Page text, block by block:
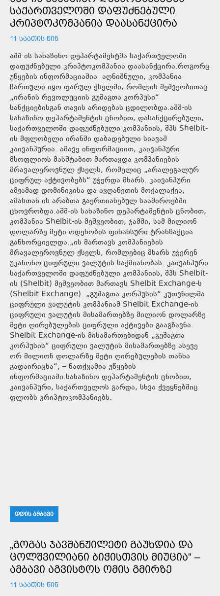
ᲡᲐᲥᲐᲠᲗᲕᲔᲚᲝᲨᲘ ᲓᲐᲤᲣᲫᲜᲔᲑᲣᲚᲘ
ᲙᲠᲘᲞᲢᲝᲙᲝᲛᲞᲐᲜᲘᲐ ᲓᲐᲐᲡᲐᲜᲥᲪᲘᲠᲐ
11 ᲡᲐᲐᲗᲘᲡ ᲬᲘᲜ
აშშ-ის სახაზინო დეპარტამენტმა საქართველოში
დაფუძნებული კრიპტოკომპანია დაასანქცირა.როგორც
უწყების ინფორმაციაშია აღნიშნული, კომპანია
ჩართული იყო ფარულ ქსელში, რომლის მეშვეობითაც
„ირანის რევოლუციის გუშაგთა კორპუსი“
სანქციებისგან თავის არიდებას ცდილობდა.აშშ-ის
სახაზინო დეპარტამენტის ცნობით, დასანქცირებული,
საქართველოში დაფუძნებული კომპანიის, შპს Shelbit-
ის მფლობელი ირანში დაბადებული სიავაშ
კაივანპურია. ამავე ინფორმაციით, კაივანპური
მსოფლიოს მასშტაბით მართავდა კომპანიების
მრავალეროვნულ ქსელს, რომელიც „არალეგალურ
ციფრულ აქტივობებს“ უჭერდა მხარს. კაივანპური
ამჟამად დომინიკისა და ავღანეთის მოქალაქეა,
ამასთან ის არაბთა გაერთიანებულ საამიროებში
ცხოვრობდა.აშშ-ის სახაზინო დეპარტამენტის ცნობით,
კომპანია Shelbit-ის მეშვეობით, ჯამში, სამ მილიონ
დოლარზე მეტი ოდენობის ფინანსური ტრანზაქცია
განხორციელდა.„ის მართავს კომპანიების
მრავალეროვნულ ქსელს, რომლებიც მხარს უჭერენ
უკანონო ციფრული ვალუტის საქმიანობას. კაივანპური
საქართველოში დაფუძნებული კომპანიის, შპს Shelbit-
ის (Shelbit) მეშვეობით მართავს Shelbit Exchange-ს
(Shelbit Exchange). „გუშაგთა კორპუსის“ კუთვნილმა
ციფრული ვალუტის კომპანიამ Shelbit Exchange-ის
ციფრული ვალუტის მისამართებზე მილიონ დოლარზე
მეტი ღირებულების ციფრული აქტივები გააგზავნა.
Shelbit Exchange-ის მისამართებიდან „გუშაგთა
კორპუსის“ ციფრული ვალუტის მისამართებზე ასევე
ორ მილიონ დოლარზე მეტი ღირებულების თანხა
გადაირიცხა“, – ნათქვამია უწყების
ინფორმაციაში.სახაზინო დეპარტამენტის ცნობით,
კაივანპური, საქართველოს გარდა, სხვა ქვეყნებშიც
ფლობს კრიპტოკომპანიებს.
ᲓᲦᲘᲡ ᲐᲛᲑᲐᲕᲘ
„ᲒᲝᲒᲐᲡ ᲯᲐᲕᲨᲐᲜᲟᲘᲚᲔᲢᲘ ᲒᲐᲣᲮᲓᲘᲐ ᲓᲐ
ᲪᲝᲚᲨᲕᲘᲚᲘᲐᲜᲘ ᲑᲘᲭᲘᲡᲗᲕᲘᲡ ᲛᲘᲣᲪᲘᲐ“ –
ᲐᲛᲑᲐᲕᲘ ᲐᲒᲕᲘᲡᲢᲝᲡ ᲝᲛᲘᲡ ᲒᲛᲘᲠᲖᲔ
11 ᲡᲐᲐᲗᲘᲡ ᲬᲘᲜ